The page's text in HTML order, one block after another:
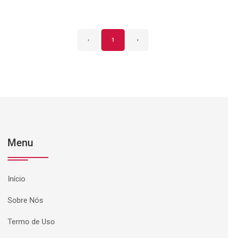
‹ 1 ›
Menu
Início
Sobre Nós
Termo de Uso